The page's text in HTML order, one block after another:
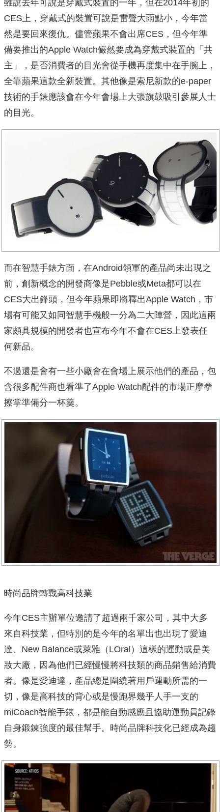
雖說去年可說是穿戴式裝置的一年，但在2014年初的
CES上，穿戴式的裝置可說是雷聲大雨點小，今年當
然是要回來復仇。儘管蘋果不會出席CES，但今年準
備要推出的Apple Watch儼然要成為穿戴式裝置的「共
主」，是否消費者的目光會從手機再度集中在手腕上，
全靠蘋果這款全新裝置。其他像是索尼新款的e-paper
技術的手錶應該會在今年會場上大張旗鼓吸引參展人士
的目光。
而在智慧手錶方面，在Android領軍的產品尚未出現之
前，創新概念的開發商像是Pebble或Meta都可以在
CES大出鋒頭，但今年蘋果即將釋出Apple Watch，市
場有可能又如同智慧手機般一分為二大陣營，因此這兩
家頗具規模的開發者也宣布今年不會在CES上發表任
何新品。
不過還是會有一些小廠會在會場上展示他們的產品，包
含很多配件商也看準了Apple Watch配件的市場正摩拳
擦掌準備分一杯羹。
時尚品牌轉戰高科技業
今年CES主辦單位邀請了超過兩千家公司，其中大多
來自科技業，但特別的是今年的名單出也出現了愛迪
達、New Balance或萊雅（LOral）這樣的運動或是美
妝大廠，因為他們已經慢慢將科技類的商品銷售給消費
者。像是愛迪達，產品總是圍繞著用戶運動所需的一
切，像是高科技的背心或是慢跑界幾乎人手一支的
miCoach智能手錶，都是能自動感應且協助運動員記錄
自身鍛鍊強度的最佳幫手。時尚品牌科技化已經成為趨
勢。